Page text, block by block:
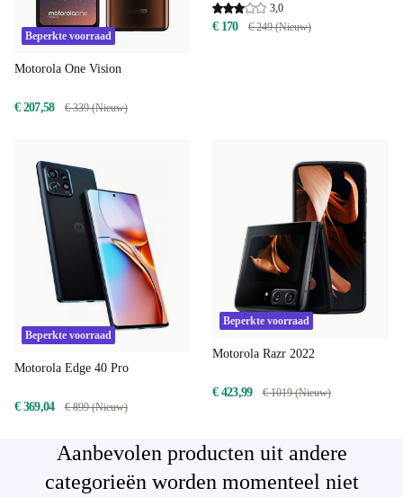
Beperkte voorraad
Motorola One Vision
€ 207,58 € 339 (Nieuw)
3,0
€ 170 € 249 (Nieuw)
Beperkte voorraad
Motorola Edge 40 Pro
€ 369,04 € 899 (Nieuw)
Beperkte voorraad
Motorola Razr 2022
€ 423,99 € 1019 (Nieuw)
Aanbevolen producten uit andere
categorieën worden momenteel niet